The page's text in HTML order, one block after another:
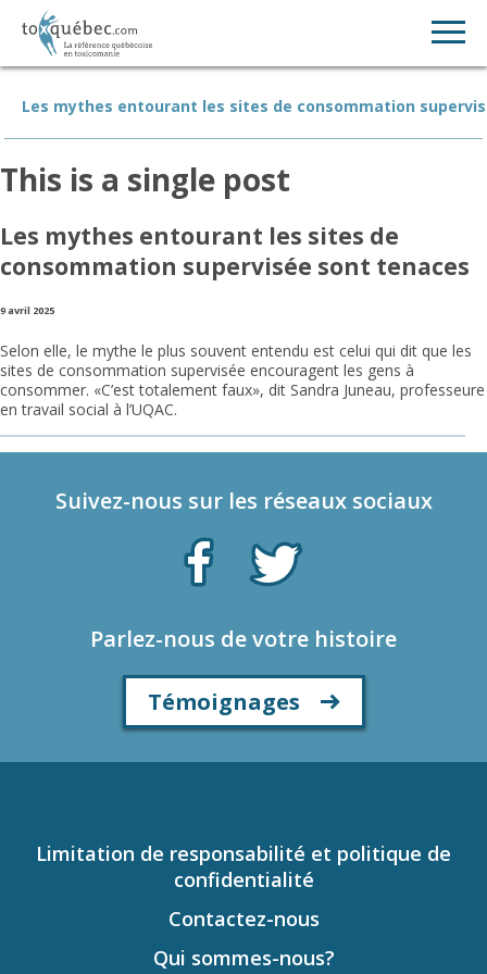
Les mythes entourant les sites de consommation
This is a single post
Les mythes entourant les sites de
consommation supervisée sont tenaces
9 avril 2025
Selon elle, le mythe le plus souvent entendu est celui qui dit que les
sites de consommation supervisée encouragent les gens à
consommer. «C’est totalement faux», dit Sandra Juneau, professeure
en travail social à l’UQAC.
Suivez-nous sur les réseaux sociaux
Parlez-nous de votre histoire
Témoignages
Limitation de responsabilité et politique de
confidentialité
Contactez-nous
Qui sommes-nous?